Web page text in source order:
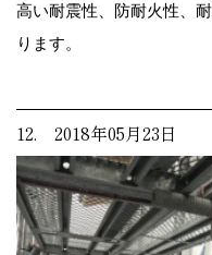
高い耐震性、防耐火性、
ります。
12. 2018年05月23日